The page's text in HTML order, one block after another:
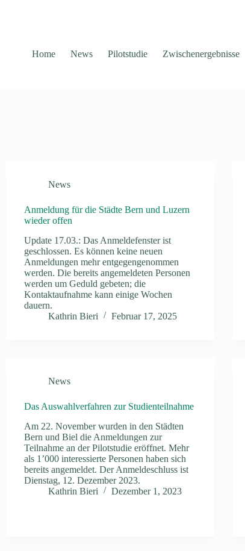
Home News Pilotstudie Zwischenergebnisse
News
Anmeldung für die Städte Bern und Luzern
wieder offen
Update 17.03.: Das Anmeldefenster ist
geschlossen. Es können keine neuen
Anmeldungen mehr entgegengenommen
werden. Die bereits angemeldeten Personen
werden um Geduld gebeten; die
Kontaktaufnahme kann einige Wochen
dauern.
Kathrin Bieri
Februar 17, 2025
News
Das Auswahlverfahren zur Studienteilnahme
Am 22. November wurden in den Städten
Bern und Biel die Anmeldungen zur
Teilnahme an der Pilotstudie eröffnet. Mehr
als 1’000 interessierte Personen haben sich
bereits angemeldet. Der Anmeldeschluss ist
Dienstag, 12. Dezember 2023.
Kathrin Bieri
Dezember 1, 2023